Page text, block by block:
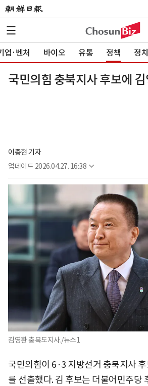
업·벤처 바이오 유통 정책 정치
국민의힘 충북지사 후보에
이종현 기자
업데이트 2026.04.27. 16:38
김영환 충북도지사./뉴스1
국민의힘이 6·3 지방선거 충북지사
를 선출했다. 김 후보는 더불어민주당